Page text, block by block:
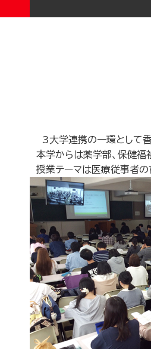
3大学連携の一環として
本学からは薬学部、保健福
授業テーマは医療従事者